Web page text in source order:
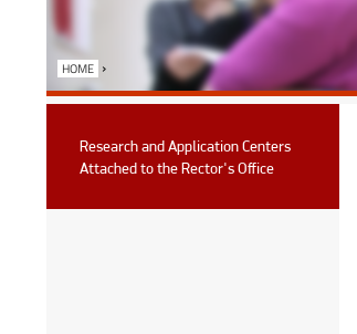
HOME ›
Research and Application Centers
Attached to the Rector's Office